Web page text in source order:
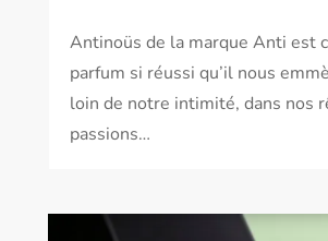
Antinoüs de la marque Anti est
parfum si réussi qu’il nous
loin de notre intimité, dans nos
passions…